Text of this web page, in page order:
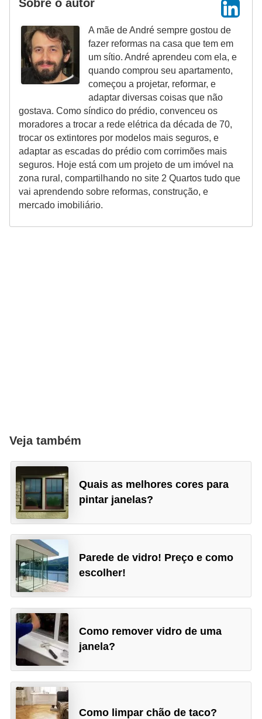
Sobre o autor
A mãe de André sempre gostou de
fazer reformas na casa que tem em
um sítio. André aprendeu com ela, e
quando comprou seu apartamento,
começou a projetar, reformar, e
adaptar diversas coisas que não
gostava. Como síndico do prédio, convenceu os
moradores a trocar a rede elétrica da década de 70,
trocar os extintores por modelos mais seguros, e
adaptar as escadas do prédio com corrimões mais
seguros. Hoje está com um projeto de um imóvel na
zona rural, compartilhando no site 2 Quartos tudo que
vai aprendendo sobre reformas, construção, e
mercado imobiliário.
Veja também
Quais as melhores cores para
pintar janelas?
Parede de vidro! Preço e como
escolher!
Como remover vidro de uma
janela?
Como limpar chão de taco?